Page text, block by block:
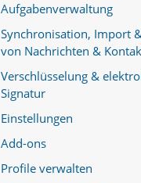
Aufgabenverwaltung
Synchronisation, Import
von Nachrichten &
Verschlüsselung &
Signatur
Einstellungen
Add-ons
Profile verwalten